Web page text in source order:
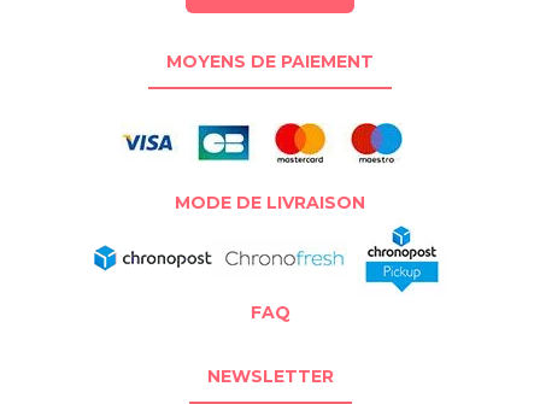
MOYENS DE PAIEMENT
MODE DE LIVRAISON
FAQ
NEWSLETTER